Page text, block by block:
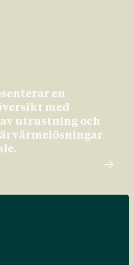
en
med
utrustning och